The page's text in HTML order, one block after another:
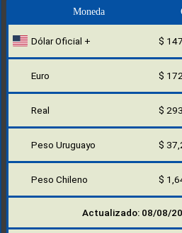
Moneda
Dólar Oficial + $
Euro $
Real $
Peso Uruguayo $
Peso Chileno $
Actualizado: 08/08/